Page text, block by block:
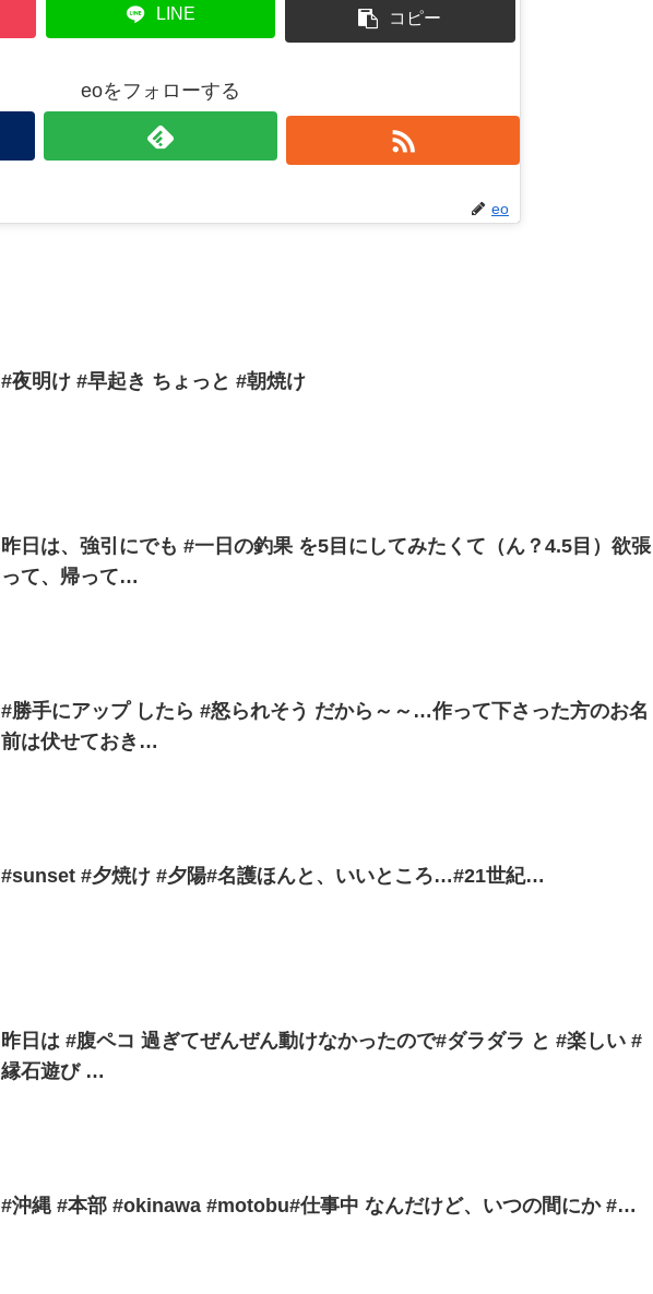
LINE コピー
eoをフォローする
eo
#夜明け #早起き ちょっと #朝焼け
昨日は、強引にでも #一日の釣果 を5目にしてみたくて（ん？4.5目）欲張
って、帰って…
#勝手にアップ したら #怒られそう だから～～…作って下さった方のお名
前は伏せておき…
#sunset #夕焼け #夕陽#名護ほんと、いいところ…#21世紀…
昨日は #腹ペコ 過ぎてぜんぜん動けなかったので#ダラダラ と #楽しい #
縁石遊び …
#沖縄 #本部 #okinawa #motobu#仕事中 なんだけど、いつの間にか #…